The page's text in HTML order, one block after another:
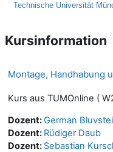
Technische Universität
Kursinformation
Montage, Handhabung
Kurs aus TUMOnline (
Dozent:German
Dozent: Rüdiger Daub
Dozent: Sebastian